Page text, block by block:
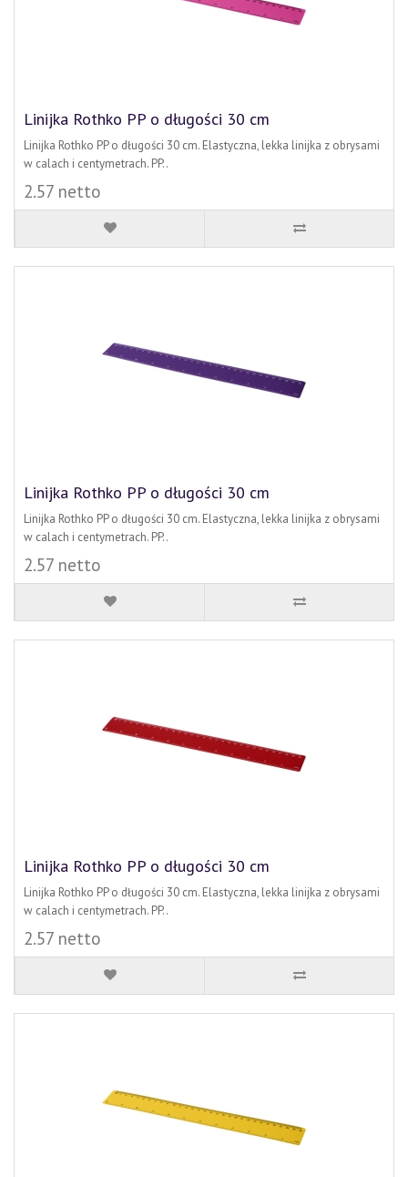
Linijka Rothko PP o długości 30 cm
Linijka Rothko PP o długości 30 cm. Elastyczna, lekka linijka z obrysami
w calach i centymetrach. PP..
2.57 netto
Linijka Rothko PP o długości 30 cm
Linijka Rothko PP o długości 30 cm. Elastyczna, lekka linijka z obrysami
w calach i centymetrach. PP..
2.57 netto
Linijka Rothko PP o długości 30 cm
Linijka Rothko PP o długości 30 cm. Elastyczna, lekka linijka z obrysami
w calach i centymetrach. PP..
2.57 netto